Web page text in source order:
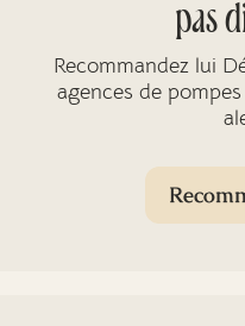
pas
Recommandez lui
agences de